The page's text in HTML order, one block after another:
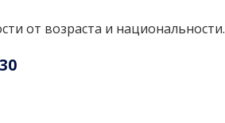
от возраста и национальности.